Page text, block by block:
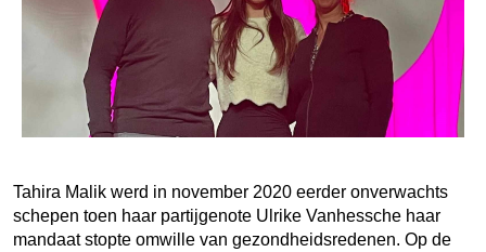
Tahira Malik werd in november 2020 eerder onverwachts
schepen toen haar partijgenote Ulrike Vanhessche haar
mandaat stopte omwille van gezondheidsredenen. Op de